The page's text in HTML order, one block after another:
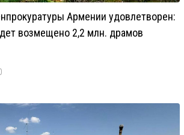
Армении удовлетворен:
возмещено 2,2 млн. драмов